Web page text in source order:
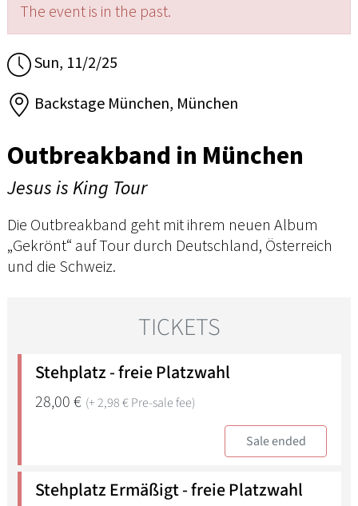
The event is in the past.
Sun, 11/2/25
Backstage München, München
Outbreakband in München
Jesus is King Tour
Die Outbreakband geht mit ihrem neuen Album
„Gekrönt“ auf Tour durch Deutschland, Österreich
und die Schweiz.